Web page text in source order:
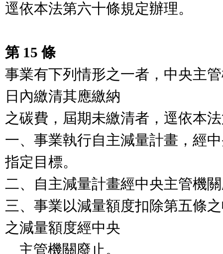
逕依本法第六十條規定辦理。
第 15 條
事業有下列情形之一者，中央主
日內繳清其應繳納
之碳費，屆期未繳清者，逕依本
一、事業執行自主減量計畫，經
指定目標。
二、自主減量計畫經中央主管機
三、事業以減量額度扣除第五條
之減量額度經中央